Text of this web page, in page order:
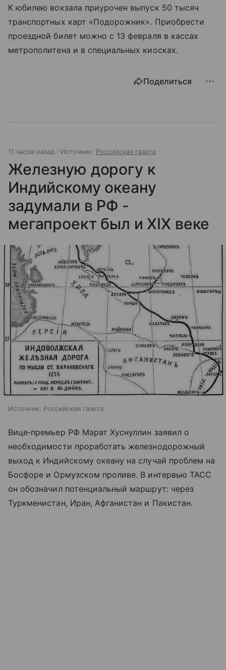
К юбилею вокзала приурочен выпуск 50 тысяч
транспортных карт «Подорожник». Приобрести
проездной билет можно с 13 февраля в кассах
метрополитена и в специальных киосках.
Поделиться
11 часов назад Источник: Российская газета
Железную дорогу к
Индийскому океану
задумали в РФ -
мегапроект был и XIX веке
Источник: Российская газета
Вице‑премьер РФ Марат Хуснуллин заявил о
необходимости проработать железнодорожный
выход к Индийскому океану на случай проблем на
Босфоре и Ормузском проливе. В интервью ТАСС
он обозначил потенциальный маршрут: через
Туркменистан, Иран, Афганистан и Пакистан.